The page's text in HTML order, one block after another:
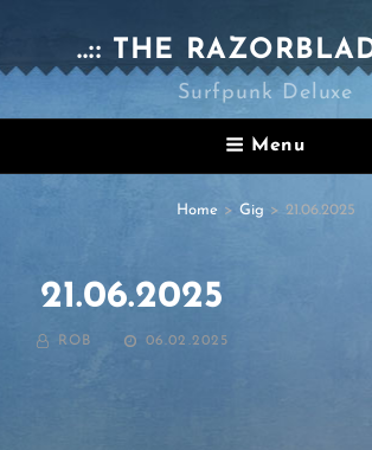
..:: THE
Surfpunk Deluxe
Menu
Home > Gig > 21.06.2025
21.06.2025
BY ROB
POSTED
06.02.2025